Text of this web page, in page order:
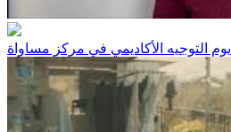
يوم التوجيه الأكاديمي في مركز مساواة